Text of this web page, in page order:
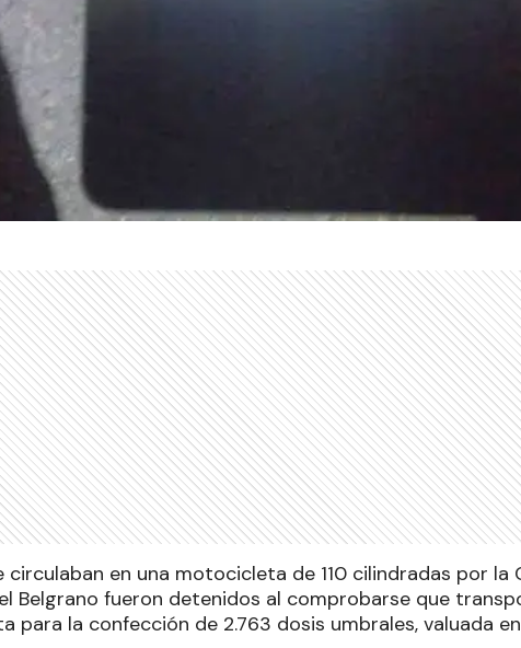
circulaban en una motocicleta de 110 cilindradas por la
Belgrano fueron detenidos al comprobarse que
para la confección de 2.763 dosis umbrales, valuada